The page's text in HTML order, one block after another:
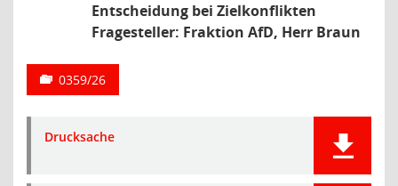
Entscheidung bei Zielkonflikten
Fragesteller: Fraktion AfD, Herr Braun
0359/26
Drucksache